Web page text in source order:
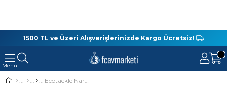
1500 TL ve Üzeri Alışverişlerinizde Kargo Ücretsiz!
Ecotackle Narrow Athlete 80S 8Cm 12G Sinking Maket Balık